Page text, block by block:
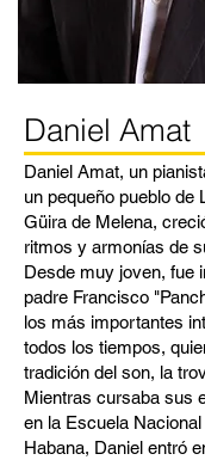
Daniel Amat
Daniel Amat, un
un pequeño pueblo de
Güira de Melena,
ritmos y armonías de
Desde muy joven, fue
padre Francisco
los más importantes
todos los tiempos,
tradición del son, la
Mientras cursaba sus
en la Escuela
Habana, Daniel entró